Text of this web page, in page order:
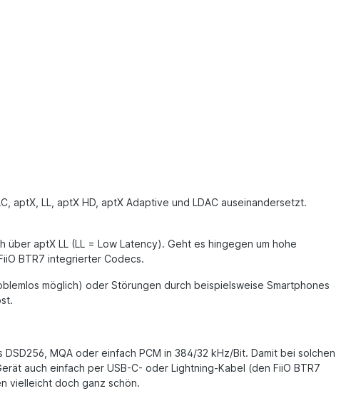
aptX, LL, aptX HD, aptX Adaptive und LDAC auseinandersetzt.
aptX LL (LL = Low Latency). Geht es hingegen um hohe
BTR7 integrierter Codecs.
möglich) oder Störungen durch beispielsweise Smartphones
MQA oder einfach PCM in 384/32 kHz/Bit. Damit bei solchen
auch einfach per USB-C- oder Lightning-Kabel (den FiiO BTR7
vielleicht doch ganz schön.